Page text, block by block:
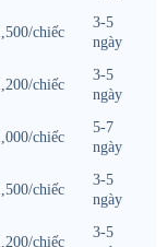
chiếc
3-5
ngày
chiếc
3-5
ngày
chiếc
5-7
ngày
chiếc
3-5
ngày
chiếc
3-5